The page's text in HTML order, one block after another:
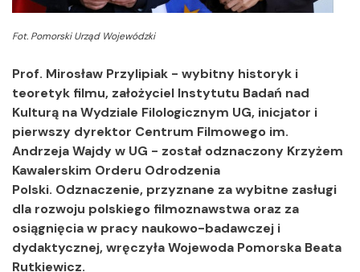
Fot. Pomorski Urząd Wojewódzki
Prof. Mirosław Przylipiak - wybitny historyk i
teoretyk filmu, założyciel Instytutu Badań nad
Kulturą na Wydziale Filologicznym UG, inicjator i
pierwszy dyrektor Centrum Filmowego im.
Andrzeja Wajdy w UG - został odznaczony Krzyżem
Kawalerskim Orderu Odrodzenia
Polski. Odznaczenie, przyznane za wybitne zasługi
dla rozwoju polskiego filmoznawstwa oraz za
osiągnięcia w pracy naukowo-badawczej i
dydaktycznej, wręczyła Wojewoda Pomorska Beata
Rutkiewicz.